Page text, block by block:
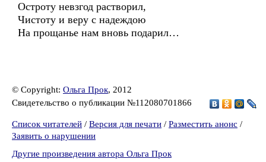
Остроту невзгод растворил,
Чистоту и веру с надеждою
На прощанье нам вновь подарил…
© Copyright: Ольга Прок, 2012
Свидетельство о публикации №112080701866
Список читателей / Версия для печати / Разместить анонс /
Заявить о нарушении
Другие произведения автора Ольга Прок